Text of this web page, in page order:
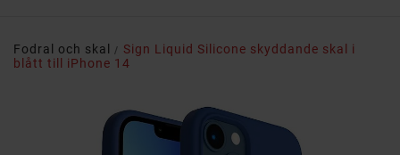
Fodral och skal
Sign Liquid Silicone skyddande skal i
blått till iPhone 14